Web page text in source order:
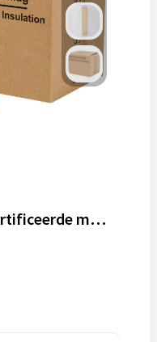
Bjorn 360 ml RCS-gecertificeerde mok van gerecycled roestvrijstaal met koperen vacuümisolatie